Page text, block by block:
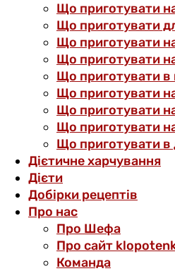
Що приготувати
Що приготувати
Що приготувати на
Що приготувати
Що приготувати в
Що приготувати
Що приготувати
Що приготувати
Що приготувати в
Дієтичне харчування
Дієти
Добірки рецептів
Про нас
Про Шефа
Про сайт
Команда